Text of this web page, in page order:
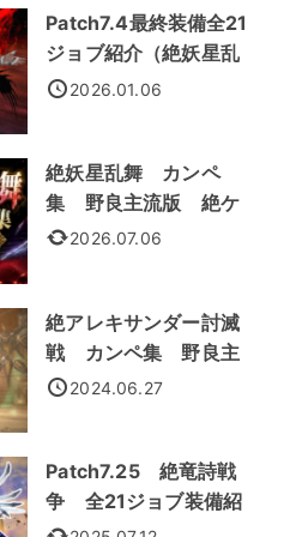
Patch7.4最終装備全21
ジョブ紹介（絶妖星乱
舞装備）
2026.01.06
絶妖星乱舞 カンペ
集 野良主流版 絶ケ
フカ2026.07.06
絶アレキサンダー討滅
戦 カンペ集 野良主
流処理法
2024.06.27
Patch7.25 絶竜詩戦
争 全21ジョブ装備紹
介